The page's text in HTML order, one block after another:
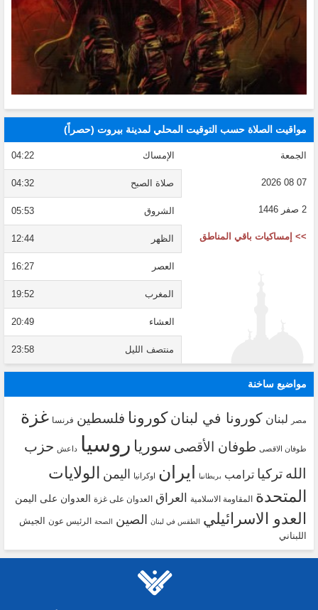
مواقيت الصلاة حسب التوقيت المحلي لمدينة بيروت (حصراً)
الجمعة
07 08 2026
2 صفر 1446
>> إمساكيات باقي المناطق
الإمساك 04:22
صلاة الصبح 04:32
الشروق 05:53
الظهر 12:44
العصر 16:27
المغرب 19:52
العشاء 20:49
منتصف الليل 23:58
مواضيع ساخنة
مصر لبنان كورونا في لبنانكورونا فلسطين فرنسا غزة
طوفان الاقصى طوفان الأقصى سوريا روسيا داعش حزب
الله تركيا ترامب بريطانيا ايران اوكرانيا اليمن الولايات
المتحدة المقاومة الاسلامية العراق العدوان على غزة العدوان على اليمن
العدو الاسرائيلي الطقس في لبنان الصين الصحة الرئيس عون
الجيش
اللبناني